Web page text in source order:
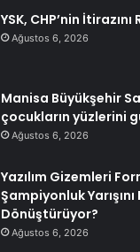
YSK, CHP’nin
Ağustos 6, 2026
Manisa Büyükşehir
çocukların yüzlerini
Ağustos 6, 2026
Yazılım Gizemleri
Şampiyonluk Yarışını
Dönüştürüyor?
Ağustos 6, 2026